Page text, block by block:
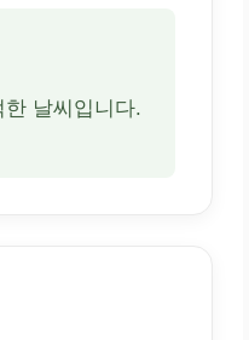
날씨입니다.